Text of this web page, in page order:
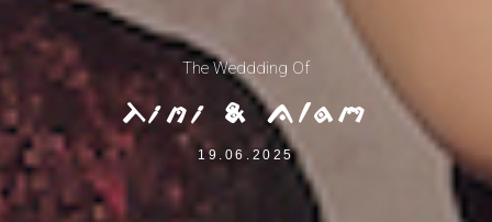
The Weddding Of
Tini & Alam
19.06.2025